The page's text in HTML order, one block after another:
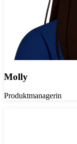
Molly
Produktmanagerin